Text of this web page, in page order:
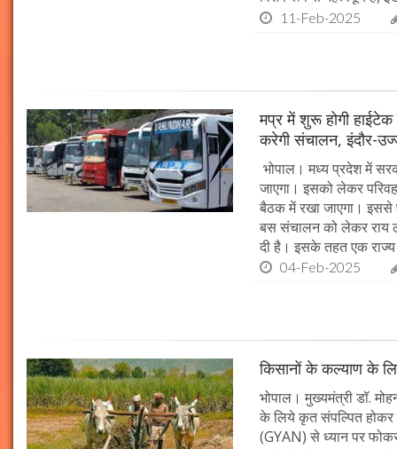
11-Feb-2025
मप्र में शुरू होगी
करेगी संचालन, इंदौर-
भोपाल। मध्य प्रदेश में
जाएगा। इसको लेकर
बैठक में रखा जाएगा। इससे
बस संचालन को लेकर राय
दी है। इसके तहत एक
04-Feb-2025
किसानों के कल्याण के
भोपाल। मुख्यमंत्री डॉ.
के लिये कृत संपल्पित होकर
(GYAN) से ध्यान पर